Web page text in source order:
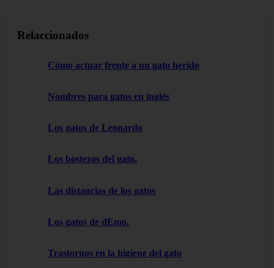
Relaccionados
Cómo actuar frente a un gato herido
Nombres para gatos en inglés
Los gatos de Leonardo
Los bostezos del gato.
Las distancias de los gatos
Los gatos de dEmo.
Trastornos en la higiene del gato